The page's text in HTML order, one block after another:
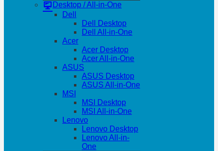
Desktop / All-in-One
Dell
Dell Desktop
Dell All-in-One
Acer
Acer Desktop
Acer All-in-One
ASUS
ASUS Desktop
ASUS All-in-One
MSI
MSI Desktop
MSI All-in-One
Lenovo
Lenovo Desktop
Lenovo All-in-
One